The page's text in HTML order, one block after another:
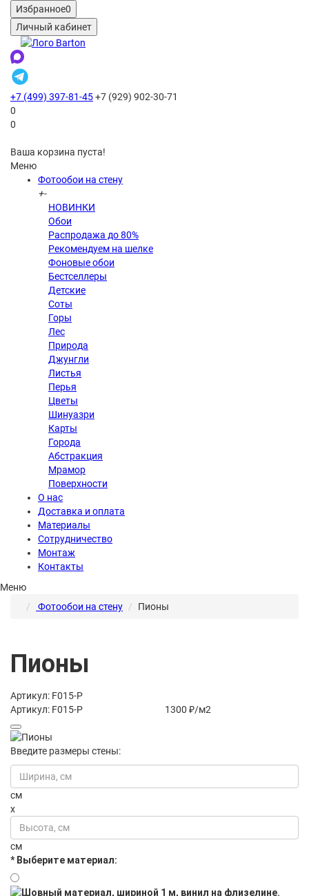
Избранное0
Личный кабинет
+7 (499) 397-81-45+7 (929) 902-30-71
0
0
Ваша корзина пуста!
Меню
Фотообои на стену
+-
НОВИНКИ
Обои
Распродажа до 80%
Рекомендуем на шелке
Фоновые обои
Бестселлеры
Детские
Соты
Горы
Лес
Природа
Джунгли
Листья
Перья
Цветы
Шинуазри
Карты
Города
Абстракция
Мрамор
Поверхности
О нас
Доставка и оплата
Материалы
Сотрудничество
Монтаж
Контакты
Меню
Фотообои на стену
Пионы
Пионы
Артикул: F015-P
Артикул: F015-P
1300 ₽/м2
Введите размеры стены:
см
x
см
* Выберите материал: